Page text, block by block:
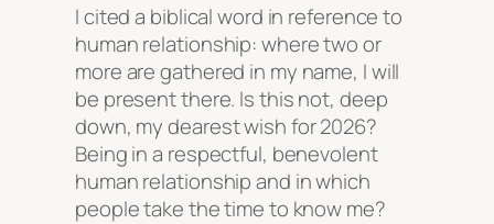
I cited a biblical word in reference to
human relationship: where two or
more are gathered in my name, I will
be present there. Is this not, deep
down, my dearest wish for 2026?
Being in a respectful, benevolent
human relationship and in which
people take the time to know me?